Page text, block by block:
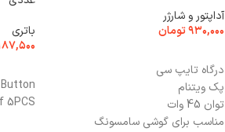
آداپتور و شارژر
۹۳۰,۰۰۰تومان
درگاه تایپ سی
پک ویتنام
توان 45 وات
مناسب برای گوشی سامسونگ
باتری
5PCS